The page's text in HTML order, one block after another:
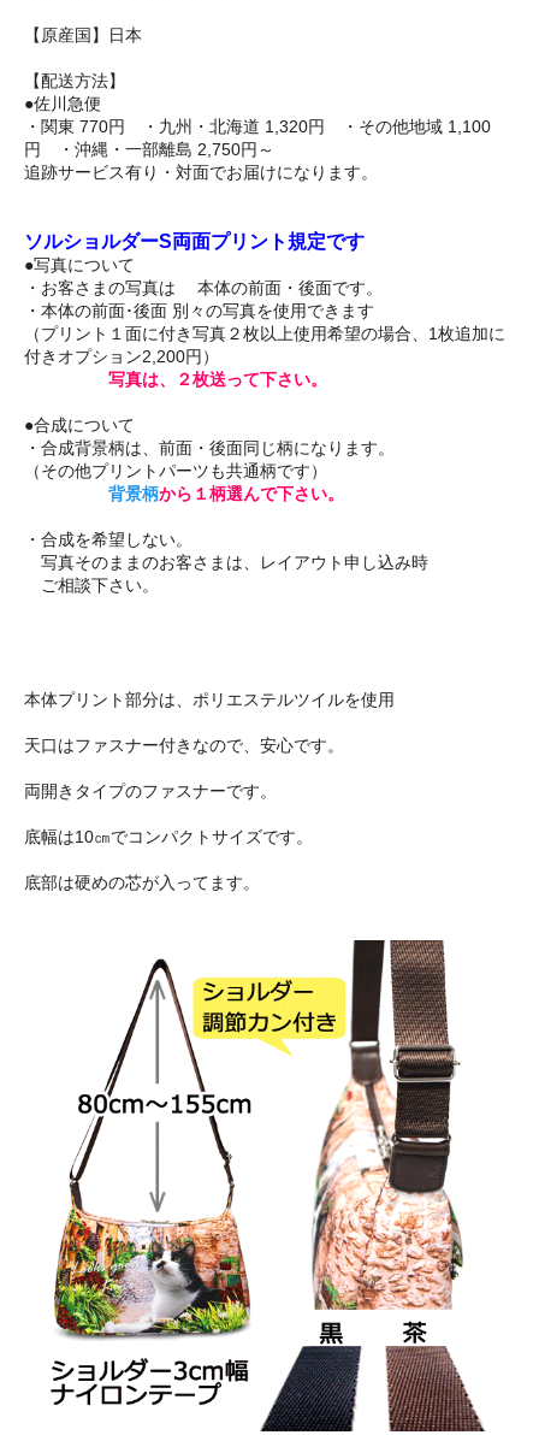
【原産国】日本
【配送方法】
●佐川急便
・関東 770円 ・九州・北海道 1,320円 ・その他地域 1,100
円 ・沖縄・一部離島 2,750円～
追跡サービス有り・対面でお届けになります。
ソルショルダーS両面プリント規定です
●写真について
・お客さまの写真は 本体の前面・後面です。
・本体の前面･後面 別々の写真を使用できます
（プリント１面に付き写真２枚以上使用希望の場合、1枚追加に
付きオプション2,200円）
写真は、２枚送って下さい。
●合成について
・合成背景柄は、前面・後面同じ柄になります。
（その他プリントパーツも共通柄です）
背景柄から１柄選んで下さい。
・合成を希望しない。
写真そのままのお客さまは、レイアウト申し込み時
ご相談下さい。
本体プリント部分は、ポリエステルツイルを使用
天口はファスナー付きなので、安心です。
両開きタイプのファスナーです。
底幅は10㎝でコンパクトサイズです。
底部は硬めの芯が入ってます。